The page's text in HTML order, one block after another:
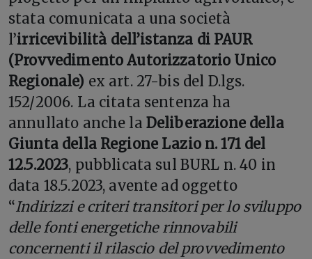
stata comunicata a una società
l’irricevibilità dell’istanza di PAUR
(Provvedimento Autorizzatorio Unico
Regionale) ex art. 27-bis del D.lgs.
152/2006. La citata sentenza ha
annullato anche la Deliberazione della
Giunta della Regione Lazio n. 171 del
12.5.2023, pubblicata sul BURL n. 40 in
data 18.5.2023, avente ad oggetto
“Indirizzi e criteri transitori per lo sviluppo
delle fonti energetiche rinnovabili
concernenti il rilascio del provvedimento